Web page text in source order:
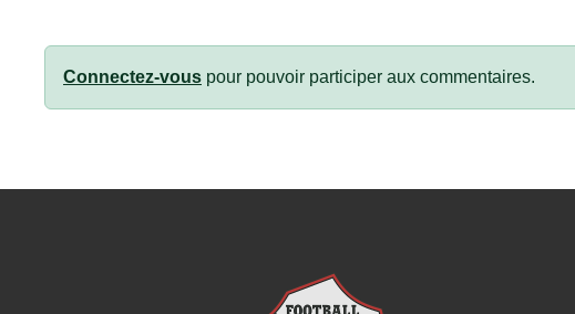
Connectez-vous pour pouvoir participer aux commentaires.